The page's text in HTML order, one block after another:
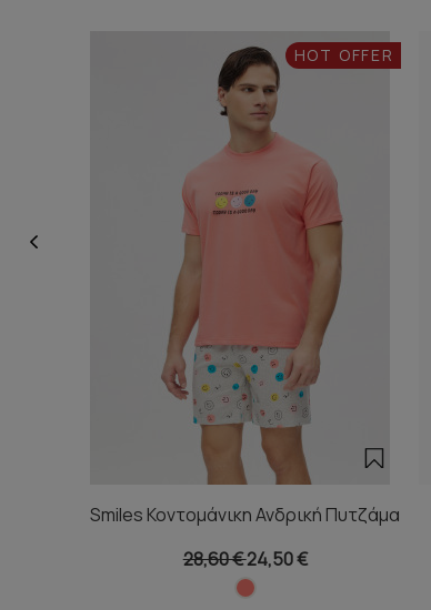
HOT OFFER
Smiles Κοντομάνικη Ανδρική Πυτζάμα
28,60 €24,50 €